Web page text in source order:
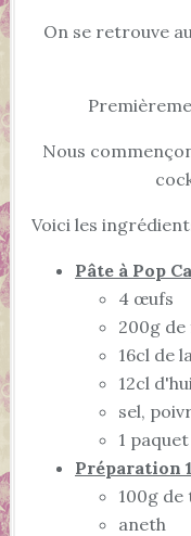
On se retrouve
Nous
Voici les
Pâte à Pop
4 œufs
200g
16cl de
12cl
sel,
1
Préparation
100g
aneth